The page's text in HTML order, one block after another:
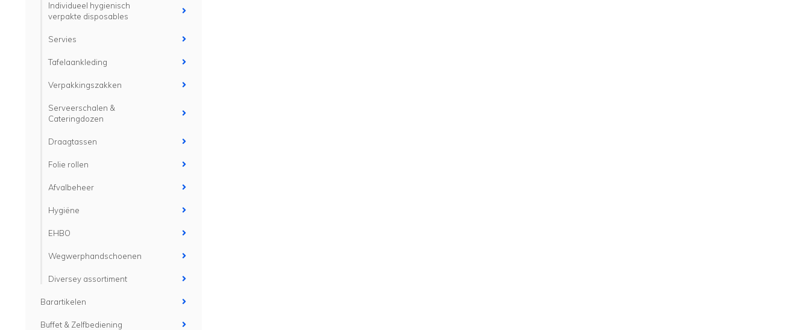
Individueel hygienisch
verpakte disposables
Servies
Tafelaankleding
Verpakkingszakken
Serveerschalen &
Cateringdozen
Draagtassen
Folie rollen
Afvalbeheer
Hygiëne
EHBO
Wegwerphandschoenen
Diversey assortiment
Barartikelen
Buffet & Zelfbediening